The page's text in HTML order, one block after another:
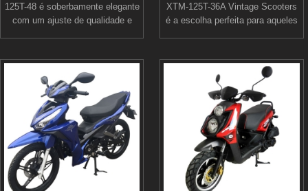
125T-48 é soberbamente elegante
com um ajuste de qualidade e
economicamente.Este "trotinette"
125cc desportivo vem com
grandes pneus, freio a disco
hidráulico dianteiro, que significa
que não só faz ele andar mais
suave e manipular melhor mas
pode facilmente pega dois
passageiros.
XTM-125T-36A Vintage Scooters
é a escolha perfeita para aqueles
combustível eficiente contornar a
cidade. fica até 80mpg para um
transporte de eficiência de
combustível grande.